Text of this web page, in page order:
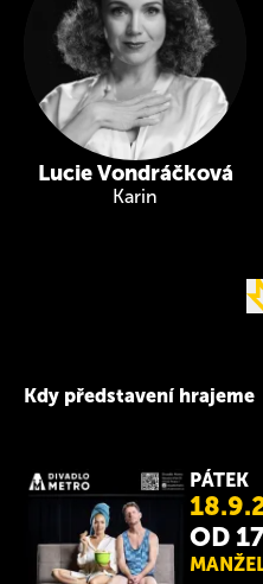
Lucie Vondráčková
Karin
Kdy představení hrajeme
PÁTEK
OD